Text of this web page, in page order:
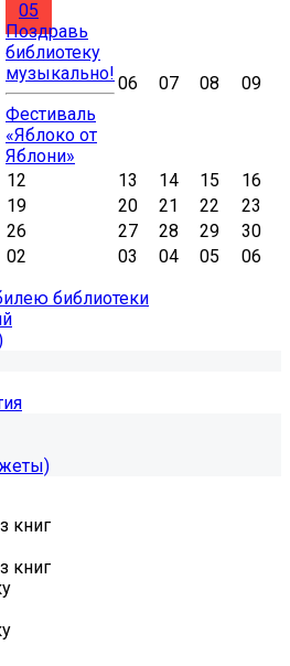
05
Поздравь
библиотеку
музыкально!
Фестиваль
«Яблоко от
Яблони»
06 07 08 09
12 13 14 15
16
19 20 21 22
23
26 27 28 29
30
02 03 04 05
06
библиотеки
книг
книг